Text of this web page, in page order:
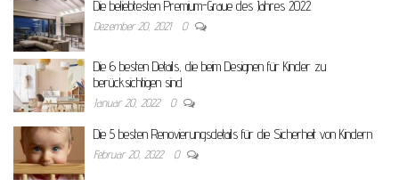
Die beliebtesten Premium-Graue des Jahres 2022
Dezember 20, 2021 0
Die 6 besten Details, die beim Designen für Kinder zu
berücksichtigen sind
Januar 20, 2022 0
Die 5 besten Renovierungsdetails für die Sicherheit von Kindern
Februar 20, 2022 0